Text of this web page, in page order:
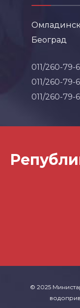
Београд
011/260-79-
011/260-79-
011/260-79-
© 2025